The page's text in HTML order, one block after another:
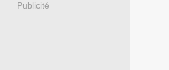
Publicité